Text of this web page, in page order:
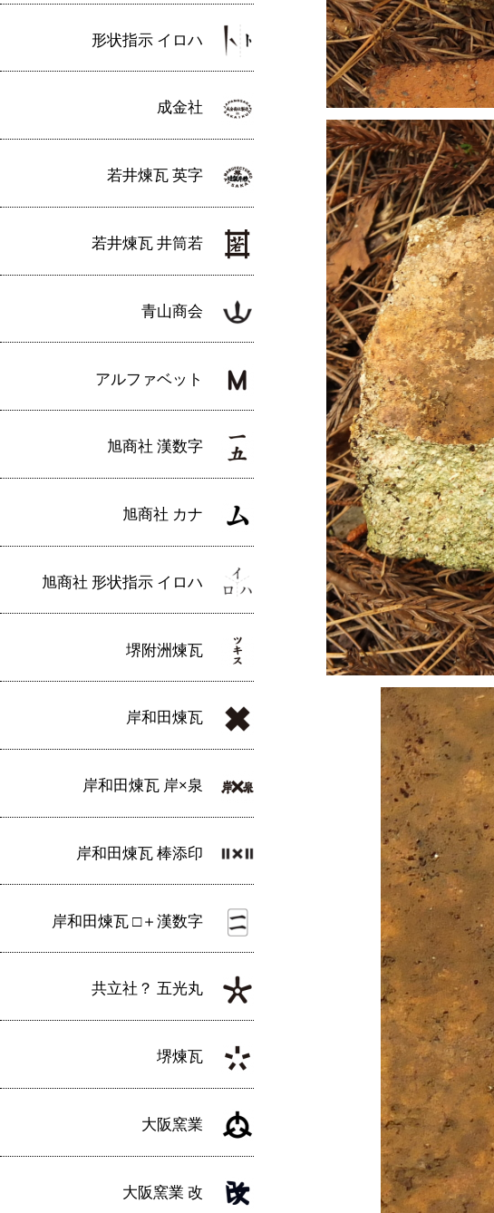
形状指示 イロハ
成金社
若井煉瓦 英字
若井煉瓦 井筒若
青山商会
アルファベット
旭商社 漢数字
旭商社 カナ
旭商社 形状指示 イロハ
堺附洲煉瓦
岸和田煉瓦
岸和田煉瓦 岸×泉
岸和田煉瓦 棒添印
岸和田煉瓦 □＋漢数字
共立社？ 五光丸
堺煉瓦
大阪窯業
大阪窯業 改